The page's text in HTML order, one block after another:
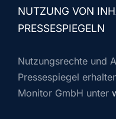
NUTZUNG VON
PRESSESPIEGELN
Nutzungsrechte und
Pressespiegel
Monitor GmbH unter